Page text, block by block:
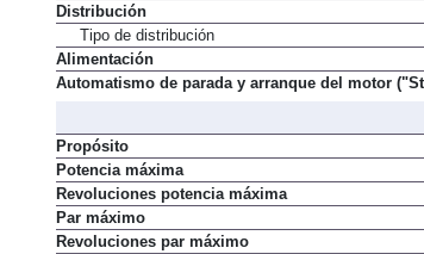
Distribución
Tipo de distribución
Alimentación
Automatismo de parada y arranque del motor
Propósito
Potencia máxima
Revoluciones potencia máxima
Par máximo
Revoluciones par máximo